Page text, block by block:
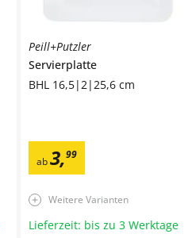
Peill+Putzler
Servierplatte
BHL 16,5|2|25,6 cm
ab 3,99
Weitere Varianten
Lieferzeit: bis zu 3 Werktage